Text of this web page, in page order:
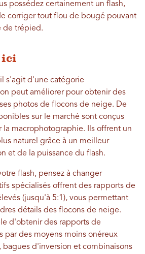
possédez certainement un flash,
corriger tout flou de bougé pouvant
de trépied.
ici
s'agit d'une catégorie
peut améliorer pour obtenir des
photos de flocons de neige. De
sur le marché sont conçus
macrophotographie. Ils offrent un
naturel grâce à un meilleur
et de la puissance du flash.
flash, pensez à changer
spécialisés offrent des rapports de
(jusqu'à 5:1), vous permettant
détails des flocons de neige.
d'obtenir des rapports de
par des moyens moins onéreux
bagues d'inversion et combinaisons